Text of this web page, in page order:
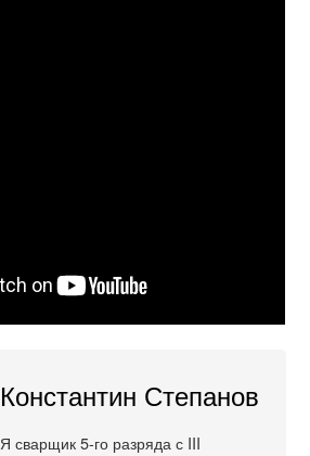
Константин Степанов
Я сварщик 5-го разряда с III